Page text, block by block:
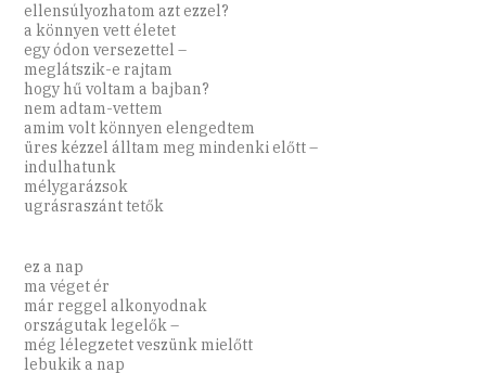
ellensúlyozhatom azt ezzel?
a könnyen vett életet
egy ódon versezettel –
meglátszik-e rajtam
hogy hű voltam a bajban?
nem adtam-vettem
amim volt könnyen elengedtem
üres kézzel álltam meg mindenki előtt –
indulhatunk
mélygarázsok
ugrásraszánt tetők
ez a nap
ma véget ér
már reggel alkonyodnak
országutak legelők –
még lélegzetet veszünk mielőtt
lebukik a nap